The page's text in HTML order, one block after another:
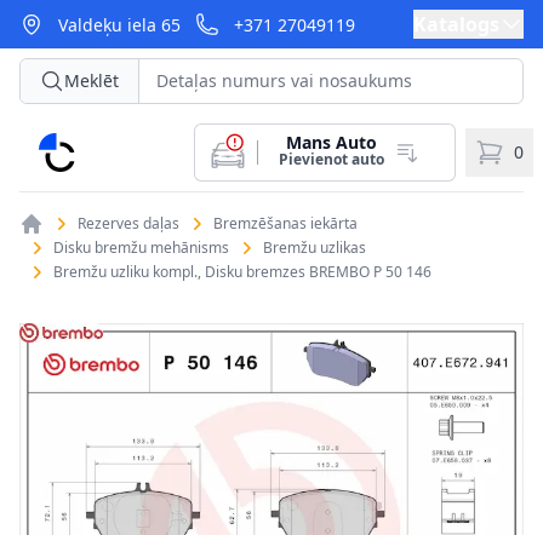
Valdeķu iela 65 +371 27049119
CarParts
Meklēt
Mans Auto
Pievienot auto 0
Rezerves daļas
Bremzēšanas iekārta
Disku bremžu mehānisms
Bremžu uzlikas
Bremžu uzliku kompl., Disku bremzes BREMBO P 50 146